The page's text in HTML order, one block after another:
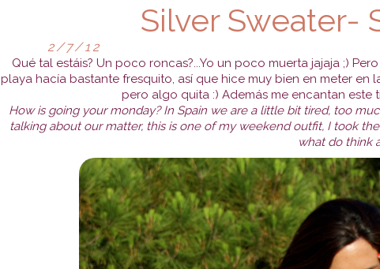
2/7/12
Silver Sweater-
Qué tal estáis? Un poco roncas?...Yo un poco muerta jajaja ;)
playa hacía bastante fresquito, así que hice muy bien en meter
pero algo quita :) Además me encantan este
How is going your monday? In Spain we are a little bit tired, too
talking about our matter, this is one of my weekend outfit, I took
what do think